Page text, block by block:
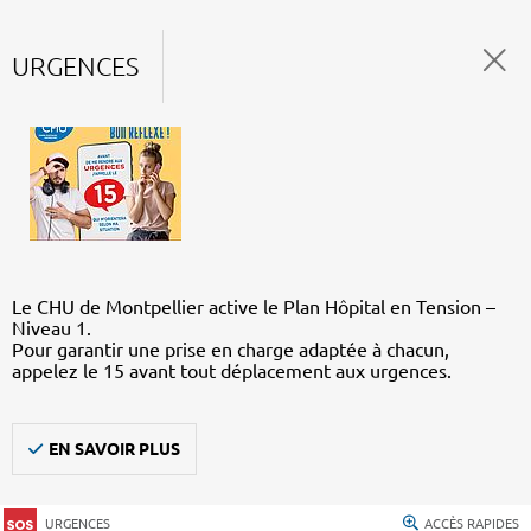
URGENCES
Le CHU de Montpellier active le Plan Hôpital en Tension –
Niveau 1.
Pour garantir une prise en charge adaptée à chacun,
appelez le 15 avant tout déplacement aux urgences.
EN SAVOIR PLUS
URGENCES ACCÈS RAPIDES